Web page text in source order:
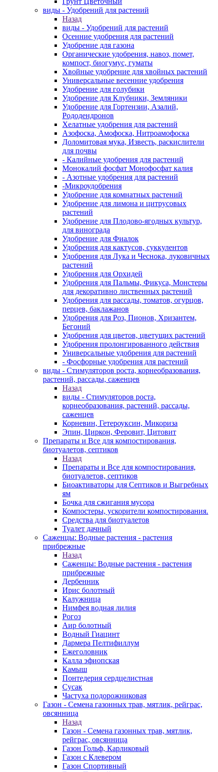
виды - Удобрений для растений
Назад
виды - Удобрений для растений
Осенние удобрения для растений
Удобрение для газона
Органические удобрения, навоз, помет,
компост, биогумус, гуматы
Хвойные удобрение для хвойных растений
Универсальные весенние удобрения
Удобрение для голубики
Удобрение для Клубники, Земляники
Удобрение для Гортензии, Азалий,
Рододендронов
Хелатные удобрения для растений
Азофоска, Амофоска, Нитроамофоска
Доломитовая мука, Известь, раскислители
для почвы
- Калийные удобрения для растений
Монокалий фосфат Монофосфат калия
- Азотные удобрения для растений
-Микроудобрения
Удобрение для комнатных растений
Удобрение для лимона и цитрусовых
растений
Удобрение для Плодово-ягодных культур,
для винограда
Удобрение для Фиалок
Удобрения для кактусов, суккулентов
Удобрения для Лука и Чеснока, луковичных
растений
Удобрения для Орхидей
Удобрения для Пальмы, Фикуса, Монстеры
для декоративно лиственных растений
Удобрения для рассады, томатов, огурцов,
перцев, баклажанов
Удобрения для Роз, Пионов, Хризантем,
Бегоний
Удобрения для цветов, цветущих растений
Удобрения пролонгированного действия
Универсальные удобрения для растений
- Фосфорные удобрения для растений
виды - Стимуляторов роста, корнеобразования,
растений, рассады, саженцев
Назад
виды - Стимуляторов роста,
корнеобразования, растений, рассады,
саженцев
Корневин, Гетероуксин, Микориза
Эпин, Циркон, Феровит, Цитовит
Препараты и Все для компостирования,
биотуалетов, септиков
Назад
Препараты и Все для компостирования,
биотуалетов, септиков
Биоактиваторы для Септиков и Выгребных
ям
Бочка для сжигания мусора
Компостеры, ускорители компостирования.
Средства для биотуалетов
Туалет дачный
Саженцы: Водные растения - растения
прибрежные
Назад
Саженцы: Водные растения - растения
прибрежные
Дербенник
Ирис болотный
Калужница
Нимфея водная лилия
Рогоз
Аир болотный
Водный Гиацинт
Дармера Пелтифиллум
Ежеголовник
Калла эфиопская
Камыш
Понтедерия сердцелистная
Сусак
Частуха подорожниковая
Газон - Семена газонных трав, мятлик, рейграс,
овсянница
Назад
Газон - Семена газонных трав, мятлик,
рейграс, овсянница
Газон Гольф, Карликовый
Газон с Клевером
Газон Спортивный